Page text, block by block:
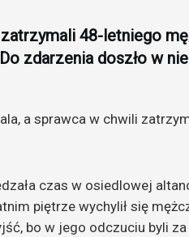
48-letniego
zdarzenia doszło w
a sprawca w chwili
czas w osiedlowej
piętrze wychylił się
bo w jego odczuciu byli za